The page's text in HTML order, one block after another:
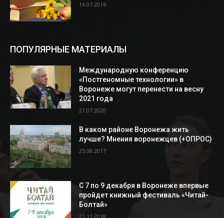
16.07.2016
ПОПУЛЯРНЫЕ МАТЕРИАЛЫ
Международную конференцию
«Постгеномные технологии» в
Воронеже могут перенести на весну
2021 года
21.07.2020
В каком районе Воронежа жить
лучше? Мнения воронежцев (+ОПРОС)
25.08.2017
С 7 по 9 декабря в Воронеже впервые
пройдет книжный фестиваль «Читай-
Болтай»
23.11.2018